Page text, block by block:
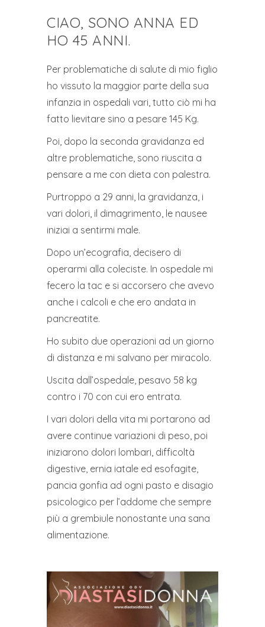
CIAO, SONO ANNA ED
HO 45 ANNI.
Per problematiche di salute di mio figlio
ho vissuto la maggior parte della sua
infanzia in ospedali vari, tutto ciò mi ha
fatto lievitare sino a pesare 145 Kg.
Poi, dopo la seconda gravidanza ed
altre problematiche, sono riuscita a
pensare a me con dieta con palestra.
Purtroppo a 29 anni, la gravidanza, i
vari dolori, il dimagrimento, le nausee
iniziai a sentirmi male.
Dopo un’ecografia, decisero di
operarmi alla coleciste. In ospedale mi
fecero la tac e si accorsero che avevo
anche i calcoli e che ero andata in
pancreatite.
Ho subito due operazioni ad un giorno
di distanza e mi salvano per miracolo.
Uscita dall’ospedale, pesavo 58 kg
contro i 70 con cui ero entrata.
I vari dolori della vita mi portarono ad
avere continue variazioni di peso, poi
iniziarono dolori lombari, difficoltà
digestive, ernia iatale ed esofagite,
pancia gonfia ad ogni pasto e disagio
psicologico per l’addome che sempre
più a grembiule nonostante una sana
alimentazione.